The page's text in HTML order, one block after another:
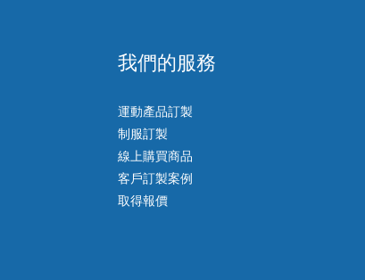
我們的服務
運動產品訂製
制服訂製
線上購買商品
客戶訂製案例
取得報價